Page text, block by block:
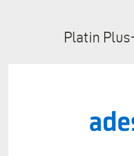
Platin Plus